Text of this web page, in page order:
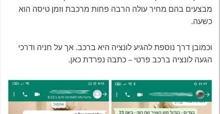
מבצעים בהם מחיר עולה הרבה פחות מרכבת וזמן טיסה הוא
כשעה.
וכמובן דרך נוספת להגיע לונציה היא ברכב. אך על חניה ודרכי
הגעה לונציה ברכב פרטי – כתבה נפרדת כאן.